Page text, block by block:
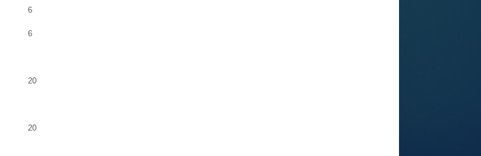
6
6
20
20